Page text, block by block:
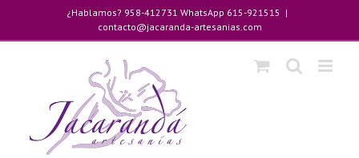
contenido
¿Hablamos? 958-412731 WhatsApp 615-921515 |
contacto@jacaranda-artesanias.com